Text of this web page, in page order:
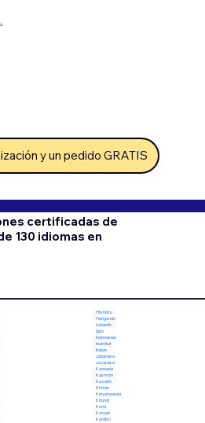
y un pedido GRATIS
certificadas de
130 idiomas en
Hiri Motu
Hungarian
Icelandic
Igbo
Indonesian
Inuktitut
Italian
Japanese
Javanese
Kannada
Kashmiri
Kazakh
Khmer
Kinyarwanda
Kirundi
Komi
Korean
Kurdish